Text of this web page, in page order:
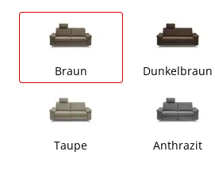
Braun Dunkelbraun
Taupe Anthrazit